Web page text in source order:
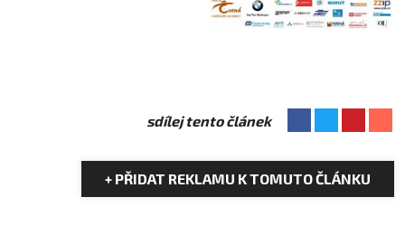
sdílej tento článek
+ PŘIDAT REKLAMU K TOMUTO ČLÁNKU